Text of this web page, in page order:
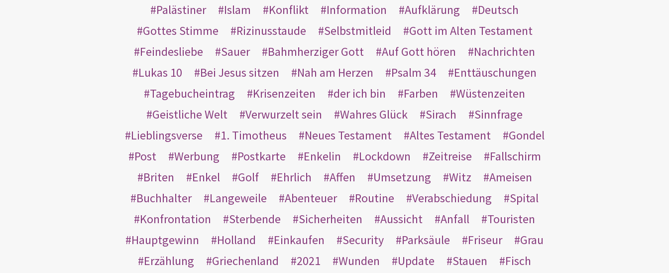
Palästiner
Islam Konflikt Information Aufklärung
Deutsch
Gottes Stimme
Rizinusstaude Selbstmitleid
Gott im Alten Testament
Feindesliebe
Sauer Bahmherziger Gott Auf Gott hören
Nachrichten
Lukas 10
Bei Jesus sitzen Nah am Herzen Psalm 34
Enttäuschungen
Tagebucheintrag
Krisenzeiten der ich bin Farben
Wüstenzeiten
Geistliche Welt
Verwurzelt sein Wahres Glück Sirach
Sinnfrage
Lieblingsverse
1. Timotheus Neues Testament Altes Testament
Gondel
Post
Werbung Postkarte Enkelin Lockdown Zeitreise
Fallschirm
Briten
Enkel Golf Ehrlich Affen Umsetzung Witz
Ameisen
Buchhalter
Langeweile Abenteuer Routine Verabschiedung
Spital
Konfrontation
Sterbende Sicherheiten Aussicht Anfall
Touristen
Hauptgewinn
Holland Einkaufen Security Parksäule Friseur
Grau
Erzählung
Griechenland 2021 Wunden Update Stauen
Fisch